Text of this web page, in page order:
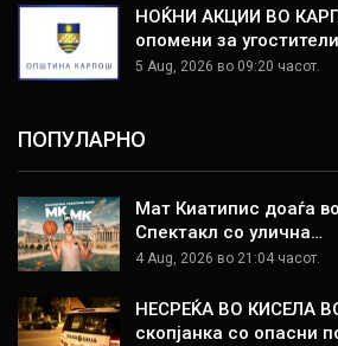
НОЌНИ АКЦИИ ВО
опомени за
5 Aug, 2026 во 09:20 часот.
ПОПУЛАРНО
Мат Киатипис доаѓа
Спектакл со улична…
4 Aug, 2026 во 21:04 часот.
НЕСРЕЌА ВО КИСЕЛА
скопјанка со опасни